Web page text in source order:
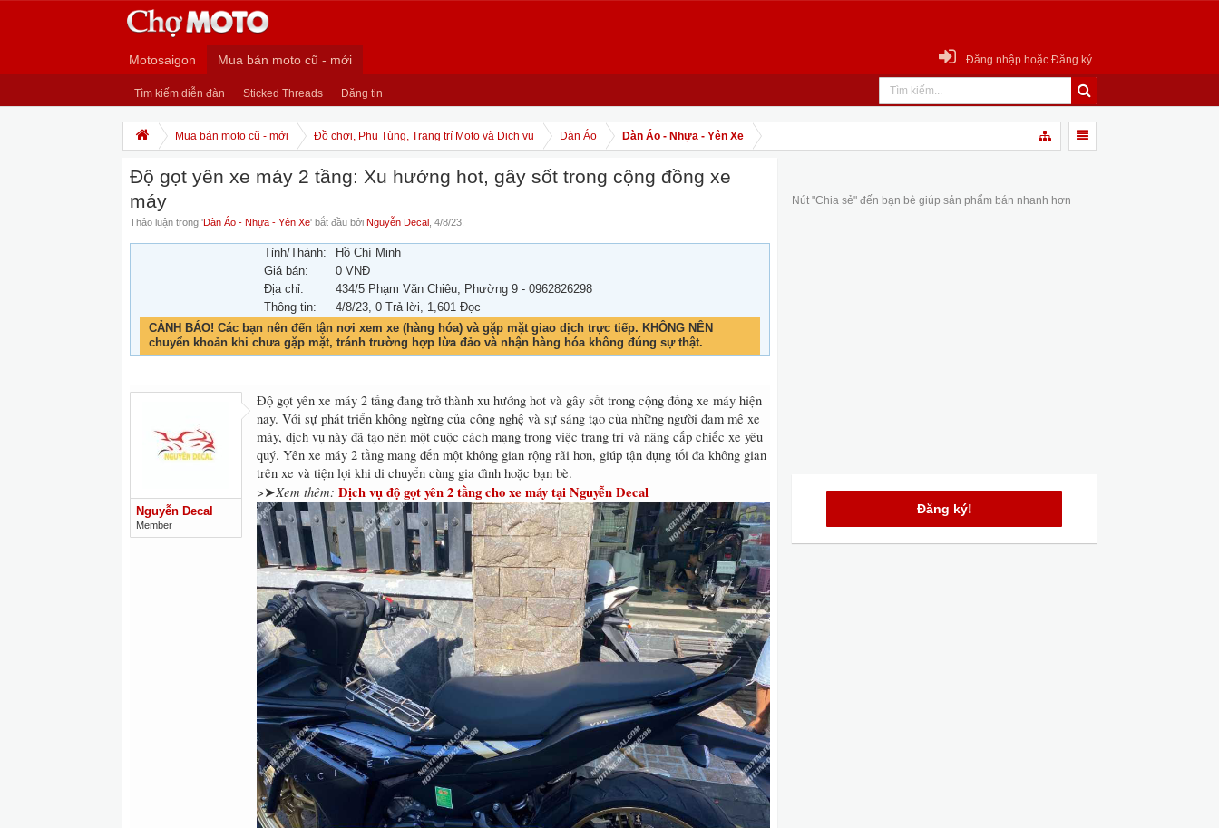
Motosaigon Mua bán moto cũ - mới
Tìm kiếm diễn đàn Sticked Threads Đăng tin
Đăng nhập hoặc Đăng ký
Mua bán moto cũ - mới Đồ chơi, Phụ Tùng, Trang trí Moto và Dịch vụ Dàn Áo Dàn Áo - Nhựa - Yên Xe
Độ gọt yên xe máy 2 tầng: Xu hướng hot, gây sốt trong cộng đồng xe
máy
Thảo luận trong 'Dàn Áo - Nhựa - Yên Xe' bắt đầu bởi Nguyễn Decal 4/8/23
Tỉnh/Thành:
Hồ Chí Minh
Giá bán:
0 VNĐ
Địa chỉ:
434/5 Phạm Văn Chiêu, Phường 9 - 0962826298
Thông tin:
4/8/23, 0 Trả lời, 1,601 Đọc
CẢNH BÁO! Các bạn nên đến tận nơi xem xe (hàng hóa) và gặp mặt giao dịch trực tiếp. KHÔNG NÊN
chuyển khoản khi chưa gặp mặt, tránh trường hợp lừa đảo và nhận hàng hóa không đúng sự thật.
Nguyễn Decal
Member
Độ gọt yên xe máy 2 tầng đang trở thành xu hướng hot và gây sốt trong cộng đồng xe máy hiện
nay. Với sự phát triển không ngừng của công nghệ và sự sáng tạo của những người đam mê xe
máy, dịch vụ này đã tạo nên một cuộc cách mạng trong việc trang trí và nâng cấp chiếc xe yêu
quý. Yên xe máy 2 tầng mang đến một không gian rộng rãi hơn, giúp tận dụng tối đa không gian
trên xe và tiện lợi khi di chuyển cùng gia đình hoặc bạn bè.
>➤Xem thêm: Dịch vụ độ gọt yên 2 tầng cho xe máy tại Nguyễn Decal
Nút "Chia sẻ" đến bạn bè giúp sản phẩm bán nhanh hơn
Đăng ký!